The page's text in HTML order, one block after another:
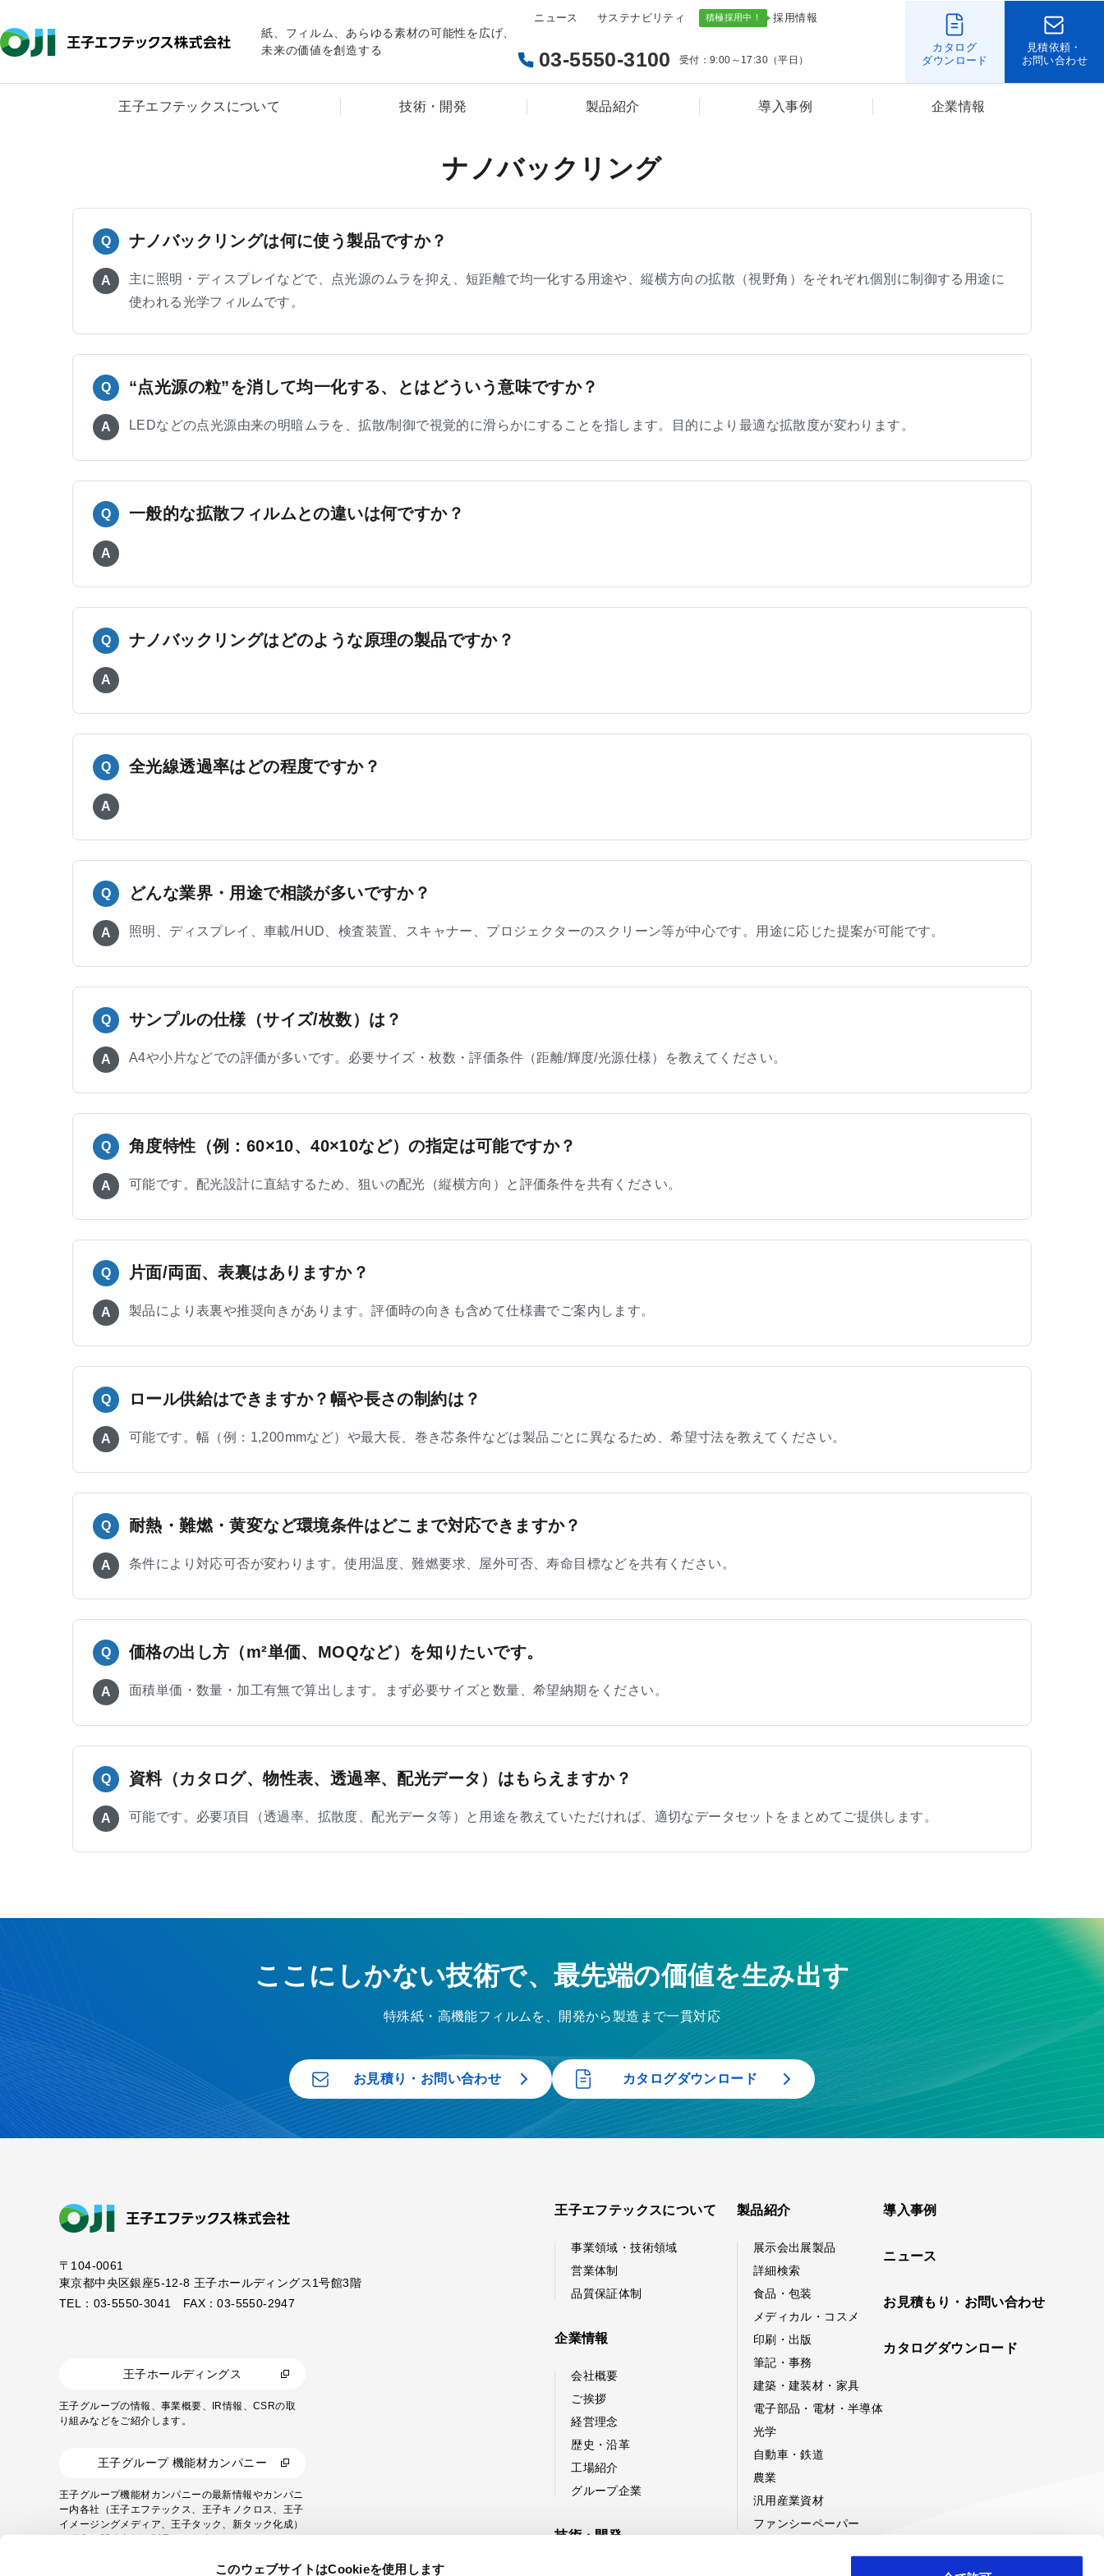
このウェブサイトはCookieを使用します
紙、フィルム、あらゆる素材の可能性を広げ、
未来の価値を創造する
ニュース サステナビリティ 採用情報
03-5550-3100 受付：9:00～17:30（平日）
カタログ
ダウンロード
見積依頼・
お問い合わせ
王子エフテックスについて 技術・開発 製品紹介 導入事例 企業情報
ナノバックリング
Q ナノバックリングは何に使う製品ですか？
A
主に照明・ディスプレイなどで、点光源のムラを抑え、短距離で均一化する用途や、縦横方向の拡散（視野角）をそれぞれ個別に制御する用途に
使われる光学フィルムです。
Q “点光源の粒”を消して均一化する、とはどういう意味ですか？
A LEDなどの点光源由来の明暗ムラを、拡散/制御で視覚的に滑らかにすることを指します。目的により最適な拡散度が変わります。
Q 一般的な拡散フィルムとの違いは何ですか？
A
Q ナノバックリングはどのような原理の製品ですか？
A
Q 全光線透過率はどの程度ですか？
A
Q どんな業界・用途で相談が多いですか？
A 照明、ディスプレイ、車載/HUD、検査装置、スキャナー、プロジェクターのスクリーン等が中心です。用途に応じた提案が可能です。
Q サンプルの仕様（サイズ/枚数）は？
A A4や小片などでの評価が多いです。必要サイズ・枚数・評価条件（距離/輝度/光源仕様）を教えてください。
Q 角度特性（例：60×10、40×10など）の指定は可能ですか？
A 可能です。配光設計に直結するため、狙いの配光（縦横方向）と評価条件を共有ください。
Q 片面/両面、表裏はありますか？
A 製品により表裏や推奨向きがあります。評価時の向きも含めて仕様書でご案内します。
Q ロール供給はできますか？幅や長さの制約は？
A 可能です。幅（例：1,200mmなど）や最大長、巻き芯条件などは製品ごとに異なるため、希望寸法を教えてください。
Q 耐熱・難燃・黄変など環境条件はどこまで対応できますか？
A 条件により対応可否が変わります。使用温度、難燃要求、屋外可否、寿命目標などを共有ください。
Q 価格の出し方（m²単価、MOQなど）を知りたいです。
A 面積単価・数量・加工有無で算出します。まず必要サイズと数量、希望納期をください。
Q 資料（カタログ、物性表、透過率、配光データ）はもらえますか？
A 可能です。必要項目（透過率、拡散度、配光データ等）と用途を教えていただければ、適切なデータセットをまとめてご提供します。
ここにしかない技術で、最先端の価値を生み出す
特殊紙・高機能フィルムを、開発から製造まで一貫対応
お見積り・お問い合わせ カタログダウンロード
〒104-0061
東京都中央区銀座5-12-8 王子ホールディングス1号館3階
TEL：03-5550-3041 FAX：03-5550-2947
王子ホールディングス
王子グループの情報、事業概要、IR情報、CSRの取
り組みなどをご紹介します。
王子グループ 機能材カンパニー
王子グループ機能材カンパニーの最新情報やカンパニ
ー内各社（王子エフテックス、王子キノクロス、王子
イメージングメディア、王子タック、新タック化成）
王子エフテックスについて
事業領域・技術領域
営業体制
品質保証体制
企業情報
会社概要
ご挨拶
経営理念
歴史・沿革
工場紹介
グループ企業
技術・開発
製品紹介
展示会出展製品
詳細検索
食品・包装
メディカル・コスメ
印刷・出版
筆記・事務
建築・建装材・家具
電子部品・電材・半導体
光学
自動車・鉄道
農業
汎用産業資材
ファンシーペーパー
導入事例
ニュース
お見積もり・お問い合わせ
カタログダウンロード